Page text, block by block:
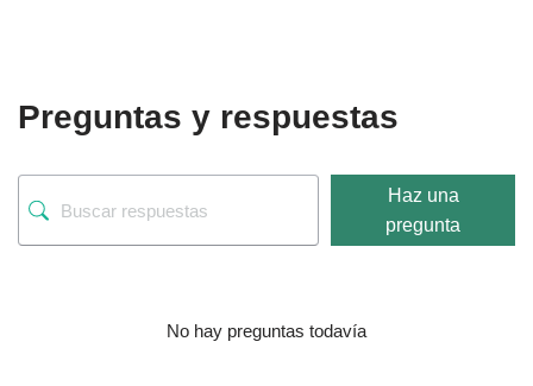
Preguntas y respuestas
Haz una
pregunta
No hay preguntas todavía